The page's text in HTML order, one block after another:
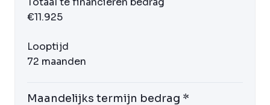
€11.925
Looptijd
72 maanden
Maandelijks termijn bedrag *